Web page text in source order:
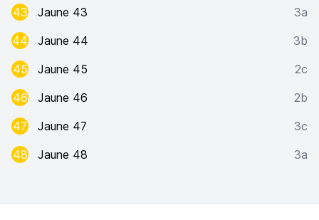
43
Jaune 43
3a
44
Jaune 44
3b
45
Jaune 45
2c
46
Jaune 46
2b
47
Jaune 47
3c
48
Jaune 48 3a